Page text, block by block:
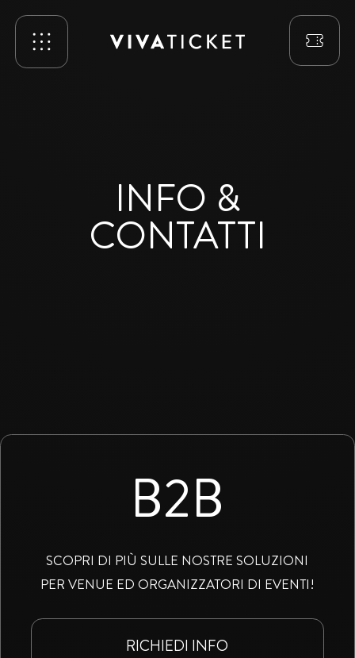
INFO &
CONTATTI
B2B
SCOPRI DI PIÙ SULLE NOSTRE SOLUZIONI
PER VENUE ED ORGANIZZATORI DI EVENTI!
RICHIEDI INFO